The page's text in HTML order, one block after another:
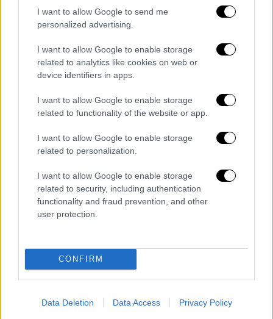
I want to allow Google to send me
personalized advertising.
I want to allow Google to enable storage
related to analytics like cookies on web or
device identifiers in apps.
I want to allow Google to enable storage
related to functionality of the website or app.
I want to allow Google to enable storage
related to personalization.
I want to allow Google to enable storage
related to security, including authentication
functionality and fraud prevention, and other
user protection.
CONFIRM
Data Deletion Data Access Privacy Policy
Πολιτική|27.06.2026 15:33
Υπόγεια αναδόμηση στα δεξιά της ΝΔ: Ο
δημιουργία νέου κόμματος
Το παρασκηνιακό «διευθυντήριο», η
στρατολόγηση κορυφαίων βετεράνων και η
πλήρης διάρρηξη των σχέσεων με το
Μέγαρο Μαξίμου - Η απειλή για τα ποσοστά
της Νέας Δημοκρατίας, η στάση του Κώστα
Καραμανλή και τα ονόματα-κλειδιά που
συγκρότηση της ομάδας κρούσης και το
κρυφό πολιτικό επιτελείο του Μεσσήνιου
πρώην πρωθυπουργού